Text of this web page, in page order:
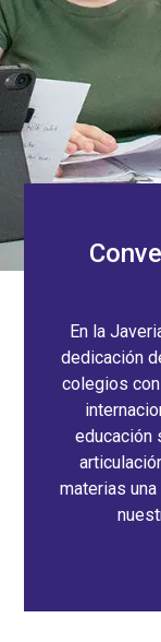
En la
dedicación
colegios
educación
materias